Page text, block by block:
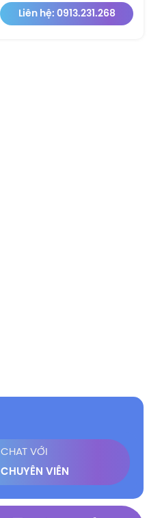
Liên hệ: 0913.231.268
CHAT VỚI
CHUYÊN VIÊN